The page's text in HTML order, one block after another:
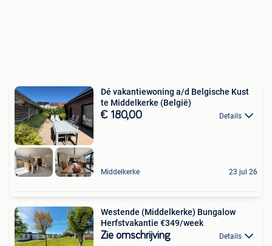
Dé vakantiewoning a/d Belgische Kust
te Middelkerke (België)
€ 180,00 Details
Middelkerke 23 jul 26
Westende (Middelkerke) Bungalow
Herfstvakantie €349/week
Zie omschrijving Details